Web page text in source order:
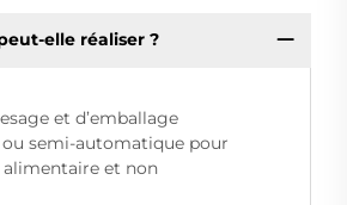
elle réaliser ?
et d’emballage
semi-automatique pour
alimentaire et non